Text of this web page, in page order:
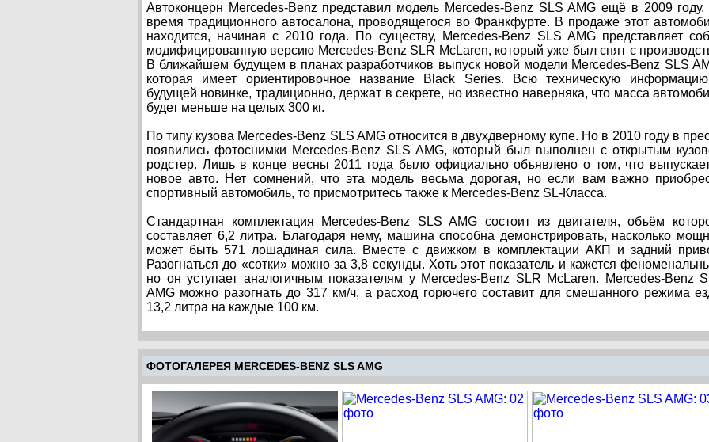
Автоконцерн Mercedes-Benz представил модель Mercedes-Benz SLS AMG ещё в 2009 году,
время традиционного автосалона, проводящегося во Франкфурте. В продаже этот
находится, начиная с 2010 года. По существу, Mercedes-Benz SLS AMG представляет
модифицированную версию Mercedes-Benz SLR McLaren, который уже был снят с
В ближайшем будущем в планах разработчиков выпуск новой модели Mercedes-Benz SLS
которая имеет ориентировочное название Black Series. Всю техническую
будущей новинке, традиционно, держат в секрете, но известно наверняка, что масса
будет меньше на целых 300 кг.
По типу кузова Mercedes-Benz SLS AMG относится в двухдверному купе. Но в 2010 году в
появились фотоснимки Mercedes-Benz SLS AMG, который был выполнен с открытым
родстер. Лишь в конце весны 2011 года было официально объявлено о том, что
новое авто. Нет сомнений, что эта модель весьма дорогая, но если вам важно
спортивный автомобиль, то присмотритесь также к Mercedes-Benz SL-Класса.
Стандартная комплектация Mercedes-Benz SLS AMG состоит из двигателя, объём
составляет 6,2 литра. Благодаря нему, машина способна демонстрировать, насколько
может быть 571 лошадиная сила. Вместе с движком в комплектации АКП и задний
Разогнаться до «сотки» можно за 3,8 секунды. Хоть этот показатель и кажется
но он уступает аналогичным показателям у Mercedes-Benz SLR McLaren. Mercedes-Benz
AMG можно разогнать до 317 км/ч, а расход горючего составит для смешанного режима
13,2 литра на каждые 100 км.
ФОТОГАЛЕРЕЯ MERCEDES-BENZ SLS AMG